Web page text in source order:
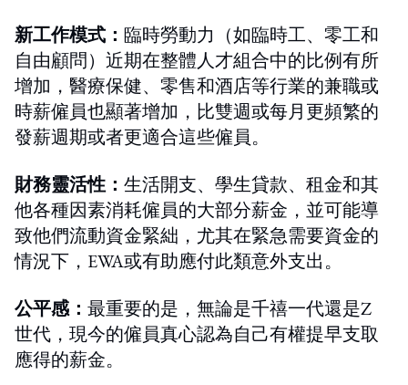
新工作模式： 臨時勞動力（如臨時工、零工和
自由顧問）近期在整體人才組合中的比例有所
增加，醫療保健、零售和酒店等行業的兼職或
時薪僱員也顯著增加，比雙週或每月更頻繁的
發薪週期或者更適合這些僱員。
財務靈活性： 生活開支、學生貸款、租金和其
他各種因素消耗僱員的大部分薪金，並可能導
致他們流動資金緊絀，尤其在緊急需要資金的
情況下，EWA或有助應付此類意外支出。
公平感： 最重要的是，無論是千禧一代還是Z
世代，現今的僱員真心認為自己有權提早支取
應得的薪金。